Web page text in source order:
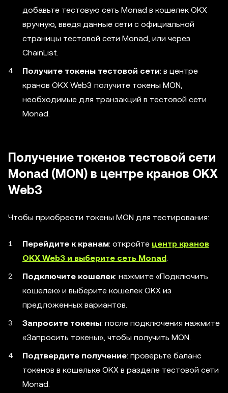
добавьте тестовую сеть Monad в кошелек OKX
вручную, введя данные сети с официальной
страницы тестовой сети Monad, или через
ChainList.
Получите токены тестовой сети: в центре
кранов OKX Web3 получите токены MON,
необходимые для транзакций в тестовой сети
Monad.
Получение токенов тестовой сети
Monad (MON) в центре кранов OKX
Web3
Чтобы приобрести токены MON для тестирования:
Перейдите к кранам: откройте центр кранов
OKX Web3 и выберите сеть Monad.
Подключите кошелек: нажмите «Подключить
кошелек» и выберите кошелек OKX из
предложенных вариантов.
Запросите токены: после подключения нажмите
«Запросить токены», чтобы получить MON.
Подтвердите получение: проверьте баланс
токенов в кошельке OKX в разделе тестовой сети
Monad.